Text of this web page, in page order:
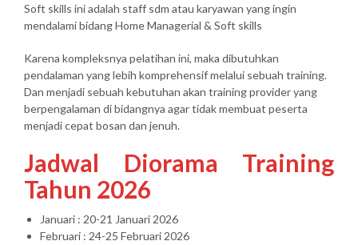
Soft skills ini adalah staff sdm atau karyawan yang ingin
mendalami bidang Home Managerial & Soft skills
Karena kompleksnya pelatihan ini, maka dibutuhkan
pendalaman yang lebih komprehensif melalui sebuah training.
Dan menjadi sebuah kebutuhan akan training provider yang
berpengalaman di bidangnya agar tidak membuat peserta
menjadi cepat bosan dan jenuh.
Jadwal Diorama Training
Tahun 2026
Januari : 20-21 Januari 2026
Februari : 24-25 Februari 2026